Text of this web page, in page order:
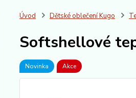
Úvod Dětské oblečení Kugo
Softshellové
Novinka Akce